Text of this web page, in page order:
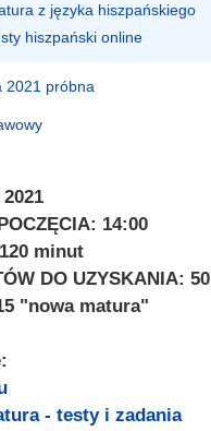
z języka hiszpańskiego
hiszpański online
2021 próbna
14:00
minut
DO UZYSKANIA: 50
"nowa matura"
- testy i zadania